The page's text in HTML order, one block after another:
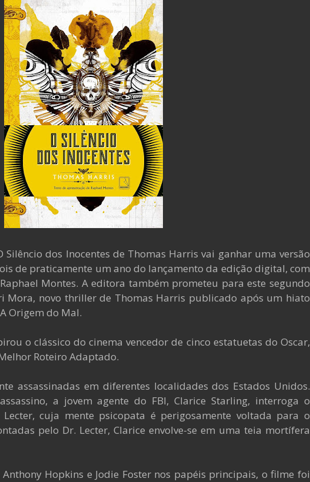
Silêncio dos Inocentes de Thomas Harris vai ganhar uma versão
de praticamente um ano do lançamento da edição digital, com
Montes. A editora também prometeu para este segundo
Mora, novo thriller de Thomas Harris publicado após um hiato
Origem do Mal.
o clássico do cinema vencedor de cinco estatuetas do Oscar,
Roteiro Adaptado.
assassinadas em diferentes localidades dos Estados Unidos.
a jovem agente do FBI, Clarice Starling, interroga o
cuja mente psicopata é perigosamente voltada para o
pelo Dr. Lecter, Clarice envolve-se em uma teia mortífera
Hopkins e Jodie Foster nos papéis principais, o filme foi